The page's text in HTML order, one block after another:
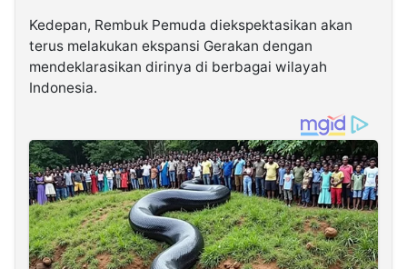
Kedepan, Rembuk Pemuda diekspektasikan akan
terus melakukan ekspansi Gerakan dengan
mendeklarasikan dirinya di berbagai wilayah
Indonesia.